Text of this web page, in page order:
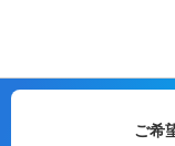
ご希